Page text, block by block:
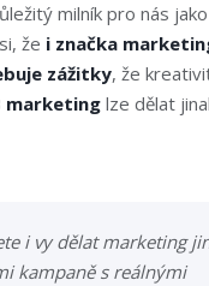
milník pro nás
že i značka
zážitky, že
marketing lze dělat
i vy dělat marketing
kampaně s reálnými